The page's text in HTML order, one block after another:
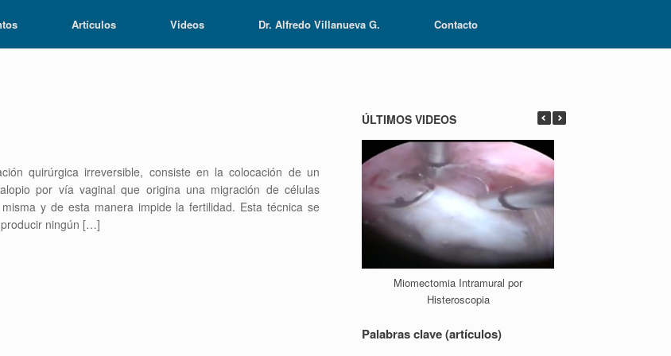
Artículos Videos Dr. Alfredo Villanueva G. Contacto
quirúrgica irreversible, consiste en la colocación de un
por vía vaginal que origina una migración de células
y de esta manera impide la fertilidad. Esta técnica se
ningún […]
ÚLTIMOS VIDEOS
Miomectomia Intramural por
Histeroscopia
Palabras clave (artículos)